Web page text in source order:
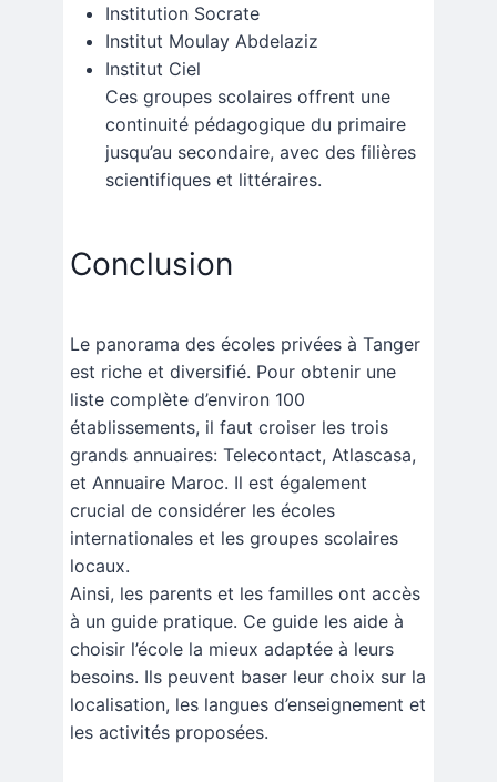
Institution Socrate
Institut Moulay Abdelaziz
Institut Ciel
Ces groupes scolaires offrent une
continuité pédagogique du primaire
jusqu’au secondaire, avec des filières
scientifiques et littéraires.
Conclusion
Le panorama des écoles privées à Tanger
est riche et diversifié. Pour obtenir une
liste complète d’environ 100
établissements, il faut croiser les trois
grands annuaires: Telecontact, Atlascasa,
et Annuaire Maroc. Il est également
crucial de considérer les écoles
internationales et les groupes scolaires
locaux.
Ainsi, les parents et les familles ont accès
à un guide pratique. Ce guide les aide à
choisir l’école la mieux adaptée à leurs
besoins. Ils peuvent baser leur choix sur la
localisation, les langues d’enseignement et
les activités proposées.